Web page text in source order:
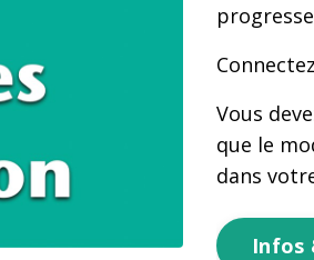
p
Vous
que le
dans
Infos